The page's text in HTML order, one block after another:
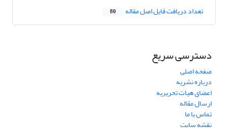
تعداد دریافت فایل اصل مقاله 80
دسترسی سریع
صفحه اصلی
درباره نشریه
اعضای هیات تحریریه
ارسال مقاله
تماس با ما
نقشه سایت